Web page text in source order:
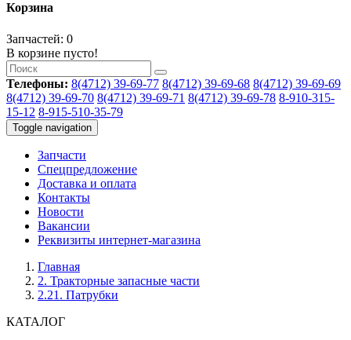
Корзина
Запчастей: 0
В корзине пусто!
Телефоны: 8(4712) 39-69-77 8(4712) 39-69-68 8(4712) 39-69-69
8(4712) 39-69-70 8(4712) 39-69-71 8(4712) 39-69-78 8-910-315-
15-12 8-915-510-35-79
Toggle navigation
Запчасти
Спецпредложение
Доставка и оплата
Контакты
Новости
Вакансии
Реквизиты интернет-магазина
Главная
2. Тракторные запасные части
2.21. Патрубки
КАТАЛОГ